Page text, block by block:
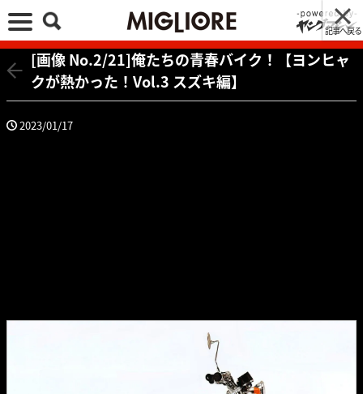
記事へ戻る
[画像 No.2/21]俺たちの青春バイク！【ヨンヒャ
クが熱かった！Vol.3 スズキ編】
2023/01/17